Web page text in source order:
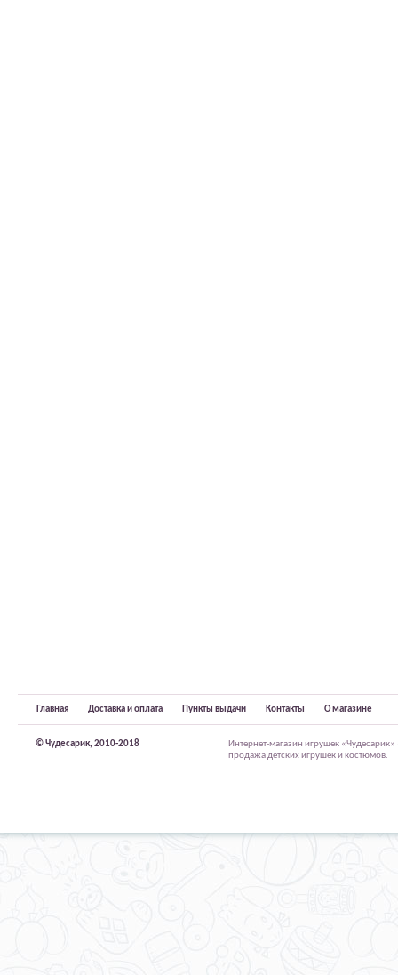
Главная Доставка и оплата Пункты выдачи Контакты О магазине
© Чудесарик, 2010-2018
Интернет-магазин игрушек
продажа детских игрушек и костюмов.